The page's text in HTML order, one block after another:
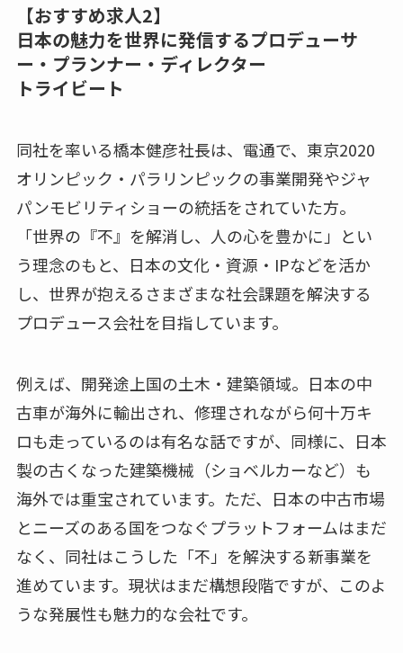
【おすすめ求人2】
日本の魅力を世界に発信するプロデューサ
ー・プランナー・ディレクター
トライビート
同社を率いる橋本健彦社長は、電通で、東京2020
オリンピック・パラリンピックの事業開発やジャ
パンモビリティショーの統括をされていた方。
「世界の『不』を解消し、人の心を豊かに」とい
う理念のもと、日本の文化・資源・IPなどを活か
し、世界が抱えるさまざまな社会課題を解決する
プロデュース会社を目指しています。
例えば、開発途上国の土木・建築領域。日本の中
古車が海外に輸出され、修理されながら何十万キ
ロも走っているのは有名な話ですが、同様に、日本
製の古くなった建築機械（ショベルカーなど）も
海外では重宝されています。ただ、日本の中古市場
とニーズのある国をつなぐプラットフォームはまだ
なく、同社はこうした「不」を解決する新事業を
進めています。現状はまだ構想段階ですが、このよ
うな発展性も魅力的な会社です。